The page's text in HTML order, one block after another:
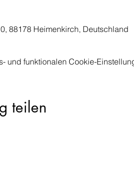
88178 Heimenkirch, Deutschland
und funktionalen Cookie-
teilen